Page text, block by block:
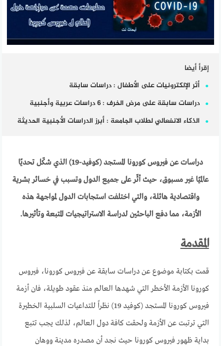
إقرأ أيضا
أثر الإلكترونيات على الأطفال : دراسات سابقة
دراسات سابقة على مرض الخرف : 6 دراسات عربية وأجنبية
الذكاء الانفعالي لطلاب الجامعة : أبرز الدراسات الأجنبية الحديثة
دراسات عن فيروس كورونا المستجد (كوفيد-19) الذي شكّل تحديًا
عالميًا غير مسبوق، حيث أثّر على جميع الدول وتسبب في خسائر بشرية
واقتصادية هائلة، والتي اختلفت استجابات الدول لمواجهة هذه
الأزمة، مما دفع الباحثين لدراسة الاستراتيجيات المتبعة وتأثيرها.
المقدمة
قمت بكتابة موضوع عن دراسات سابقة عن فيروس كورونا، فيروس
كورونا الأزمة الأخطر التي شهدها العالم منذ عقود طويلة، فان أزمة
فيروس كورونا المستجد (كوفيد 19) نظراً للتداعيات السلبية الخطيرة
التي ترتبت عن الأزمة ولحقت كافة دول العالم، لذلك يجب تتبع
بداية ظهور فيروس كورونا حيث نجد أن مصدره مدينة ووهان